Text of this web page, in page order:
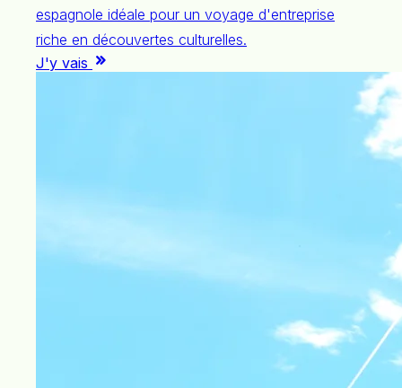
espagnole idéale pour un voyage d'entreprise
riche en découvertes culturelles.
J'y vais